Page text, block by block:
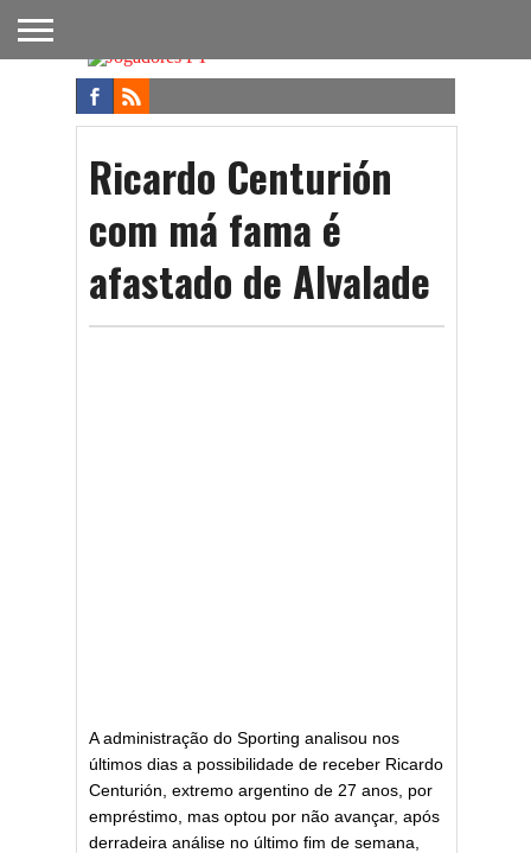
FUTEBOL
NACIONAL
FUTEBOL
INTERNACIONAL
NOTÍCIAS
ONDE
ASSISTIR
FUTEBOL
NA TV
APOSTAS
Ricardo Centurión
com má fama é
afastado de Alvalade
A administração do Sporting analisou nos
últimos dias a possibilidade de receber Ricardo
Centurión, extremo argentino de 27 anos, por
empréstimo, mas optou por não avançar, após
derradeira análise no último fim de semana,